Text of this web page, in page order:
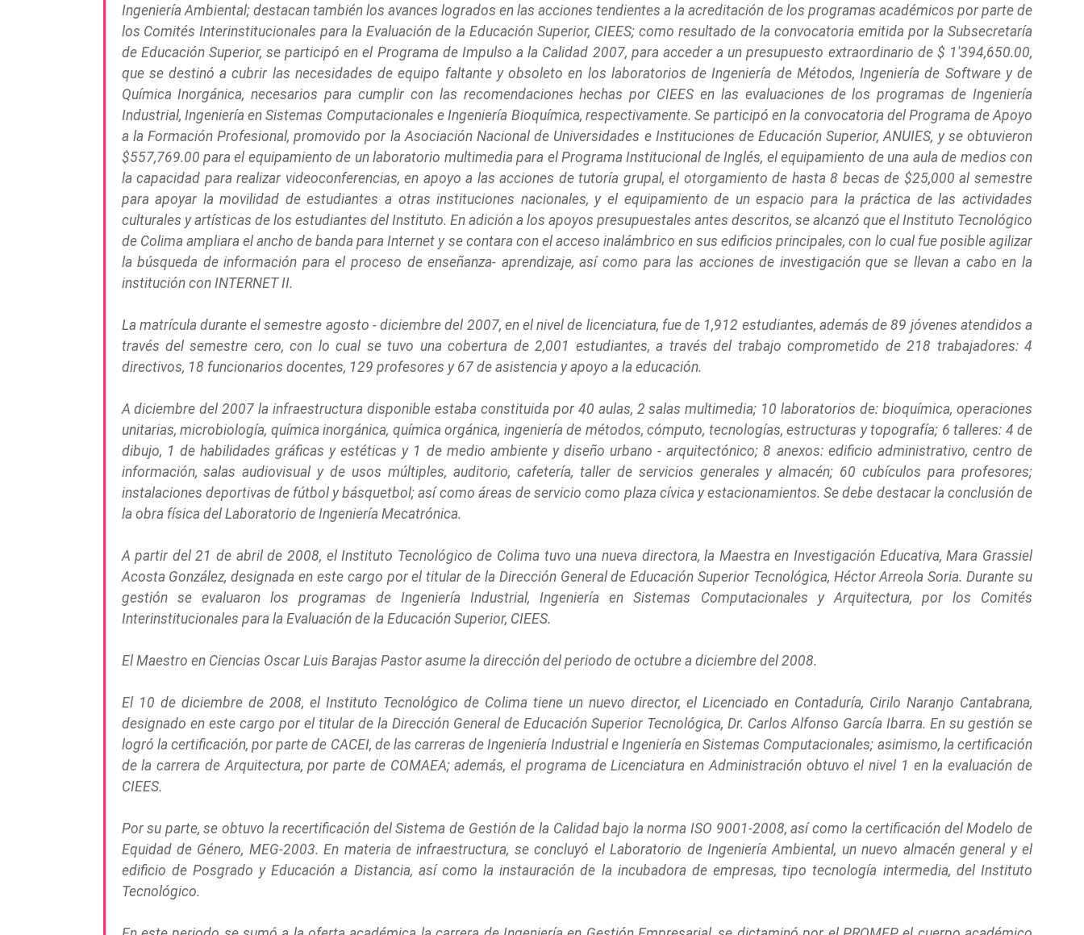
Ingeniería Ambiental; destacan también los avances logrados en las acciones tendientes a la acreditación de los programas académicos por parte de
los Comités Interinstitucionales para la Evaluación de la Educación Superior, CIEES; como resultado de la convocatoria emitida por la Subsecretaría
de Educación Superior, se participó en el Programa de Impulso a la Calidad 2007, para acceder a un presupuesto extraordinario de $ 1'394,650.00,
que se destinó a cubrir las necesidades de equipo faltante y obsoleto en los laboratorios de Ingeniería de Métodos, Ingeniería de Software y de
Química Inorgánica, necesarios para cumplir con las recomendaciones hechas por CIEES en las evaluaciones de los programas de Ingeniería
Industrial, Ingeniería en Sistemas Computacionales e Ingeniería Bioquímica, respectivamente. Se participó en la convocatoria del Programa de Apoyo
a la Formación Profesional, promovido por la Asociación Nacional de Universidades e Instituciones de Educación Superior, ANUIES, y se obtuvieron
$557,769.00 para el equipamiento de un laboratorio multimedia para el Programa Institucional de Inglés, el equipamiento de una aula de medios con
la capacidad para realizar videoconferencias, en apoyo a las acciones de tutoría grupal, el otorgamiento de hasta 8 becas de $25,000 al semestre
para apoyar la movilidad de estudiantes a otras instituciones nacionales, y el equipamiento de un espacio para la práctica de las actividades
culturales y artísticas de los estudiantes del Instituto. En adición a los apoyos presupuestales antes descritos, se alcanzó que el Instituto Tecnológico
de Colima ampliara el ancho de banda para Internet y se contara con el acceso inalámbrico en sus edificios principales, con lo cual fue posible agilizar
la búsqueda de información para el proceso de enseñanza- aprendizaje, así como para las acciones de investigación que se llevan a cabo en la
institución con INTERNET II.
La matrícula durante el semestre agosto - diciembre del 2007, en el nivel de licenciatura, fue de 1,912 estudiantes, además de 89 jóvenes atendidos a
través del semestre cero, con lo cual se tuvo una cobertura de 2,001 estudiantes, a través del trabajo comprometido de 218 trabajadores: 4
directivos, 18 funcionarios docentes, 129 profesores y 67 de asistencia y apoyo a la educación.
A diciembre del 2007 la infraestructura disponible estaba constituida por 40 aulas, 2 salas multimedia; 10 laboratorios de: bioquímica, operaciones
unitarias, microbiología, química inorgánica, química orgánica, ingeniería de métodos, cómputo, tecnologías, estructuras y topografía; 6 talleres: 4 de
dibujo, 1 de habilidades gráficas y estéticas y 1 de medio ambiente y diseño urbano - arquitectónico; 8 anexos: edificio administrativo, centro de
información, salas audiovisual y de usos múltiples, auditorio, cafetería, taller de servicios generales y almacén; 60 cubículos para profesores;
instalaciones deportivas de fútbol y básquetbol; así como áreas de servicio como plaza cívica y estacionamientos. Se debe destacar la conclusión de
la obra física del Laboratorio de Ingeniería Mecatrónica.
A partir del 21 de abril de 2008, el Instituto Tecnológico de Colima tuvo una nueva directora, la Maestra en Investigación Educativa, Mara Grassiel
Acosta González, designada en este cargo por el titular de la Dirección General de Educación Superior Tecnológica, Héctor Arreola Soria. Durante su
gestión se evaluaron los programas de Ingeniería Industrial, Ingeniería en Sistemas Computacionales y Arquitectura, por los Comités
Interinstitucionales para la Evaluación de la Educación Superior, CIEES.
El Maestro en Ciencias Oscar Luis Barajas Pastor asume la dirección del periodo de octubre a diciembre del 2008.
El 10 de diciembre de 2008, el Instituto Tecnológico de Colima tiene un nuevo director, el Licenciado en Contaduría, Cirilo Naranjo Cantabrana,
designado en este cargo por el titular de la Dirección General de Educación Superior Tecnológica, Dr. Carlos Alfonso García Ibarra. En su gestión se
logró la certificación, por parte de CACEI, de las carreras de Ingeniería Industrial e Ingeniería en Sistemas Computacionales; asimismo, la certificación
de la carrera de Arquitectura, por parte de COMAEA; además, el programa de Licenciatura en Administración obtuvo el nivel 1 en la evaluación de
CIEES.
Por su parte, se obtuvo la recertificación del Sistema de Gestión de la Calidad bajo la norma ISO 9001-2008, así como la certificación del Modelo de
Equidad de Género, MEG-2003. En materia de infraestructura, se concluyó el Laboratorio de Ingeniería Ambiental, un nuevo almacén general y el
edificio de Posgrado y Educación a Distancia, así como la instauración de la incubadora de empresas, tipo tecnología intermedia, del Instituto
Tecnológico.